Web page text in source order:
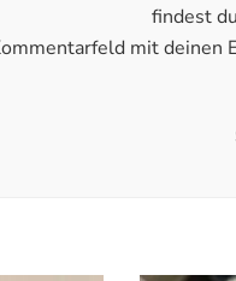
findest
mit deinen